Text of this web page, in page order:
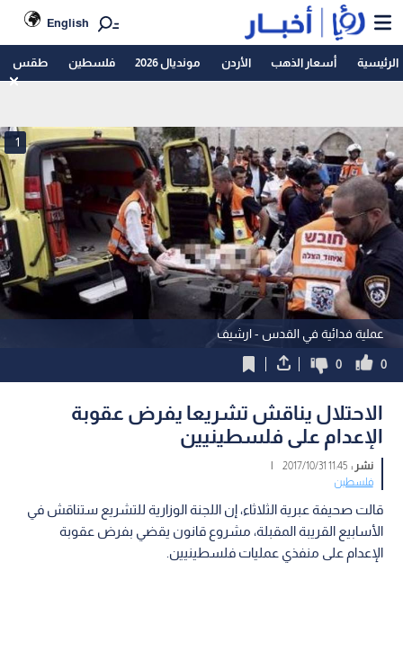
English
الرئيسية أسعار الذهب الأردن مونديال 2026 فلسطين طقس
عملية فدائية في القدس - ارشيف
1
0
0
الاحتلال يناقش تشريعا يفرض عقوبة
الإعدام على فلسطينيين
نشر :11:45 2017/10/31
|
فلسطين
قالت صحيفة عبرية الثلاثاء، إن اللجنة الوزارية للتشريع ستناقش في
الأسابيع القريبة المقبلة، مشروع قانون يقضي بفرض عقوبة
الإعدام على منفذي عمليات فلسطينيين.